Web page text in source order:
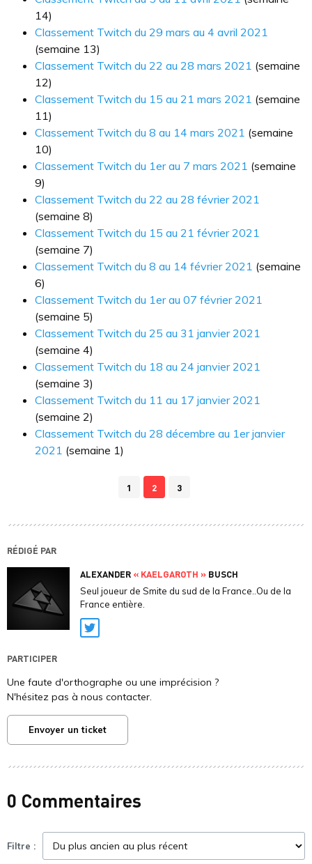
14)
Classement Twitch du 29 mars au 4 avril 2021
(semaine 13)
Classement Twitch du 22 au 28 mars 2021 (semaine
12)
Classement Twitch du 15 au 21 mars 2021 (semaine
11)
Classement Twitch du 8 au 14 mars 2021 (semaine
10)
Classement Twitch du 1er au 7 mars 2021 (semaine
9)
Classement Twitch du 22 au 28 février 2021
(semaine 8)
Classement Twitch du 15 au 21 février 2021
(semaine 7)
Classement Twitch du 8 au 14 février 2021 (semaine
6)
Classement Twitch du 1er au 07 février 2021
(semaine 5)
Classement Twitch du 25 au 31 janvier 2021
(semaine 4)
Classement Twitch du 18 au 24 janvier 2021
(semaine 3)
Classement Twitch du 11 au 17 janvier 2021
(semaine 2)
Classement Twitch du 28 décembre au 1er janvier
2021 (semaine 1)
1 2 3
RÉDIGÉ PAR
ALEXANDER « KAELGAROTH » BUSCH
Seul joueur de Smite du sud de la France..Ou de la
France entière.
Twitter
PARTICIPER
Une faute d'orthographe ou une imprécision ?
N'hésitez pas à nous contacter.
Envoyer un ticket
0 Commentaires
Filtre :